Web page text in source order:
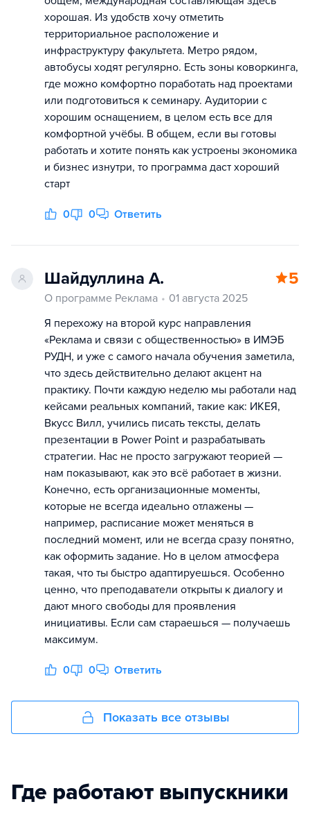
хорошая. Из удобств хочу отметить
территориальное расположение и
инфраструктуру факультета. Метро рядом,
автобусы ходят регулярно. Есть зоны коворкинга,
где можно комфортно поработать над проектами
или подготовиться к семинару. Аудитории с
хорошим оснащением, в целом есть все для
комфортной учёбы. В общем, если вы готовы
работать и хотите понять как устроены экономика
и бизнес изнутри, то программа даст хороший
старт
0 0 Ответить
Шайдуллина А. 5
О программе Реклама
01 августа 2025
Я перехожу на второй курс направления
«Реклама и связи с общественностью» в ИМЭБ
РУДН, и уже с самого начала обучения заметила,
что здесь действительно делают акцент на
практику. Почти каждую неделю мы работали над
кейсами реальных компаний, такие как: ИКЕЯ,
Вкусс Вилл, учились писать тексты, делать
презентации в Power Point и разрабатывать
стратегии. Нас не просто загружают теорией —
нам показывают, как это всё работает в жизни.
Конечно, есть организационные моменты,
которые не всегда идеально отлажены —
например, расписание может меняться в
последний момент, или не всегда сразу понятно,
как оформить задание. Но в целом атмосфера
такая, что ты быстро адаптируешься. Особенно
ценно, что преподаватели открыты к диалогу и
дают много свободы для проявления
инициативы. Если сам стараешься — получаешь
максимум.
0 0 Ответить
Показать все отзывы
Где работают выпускники